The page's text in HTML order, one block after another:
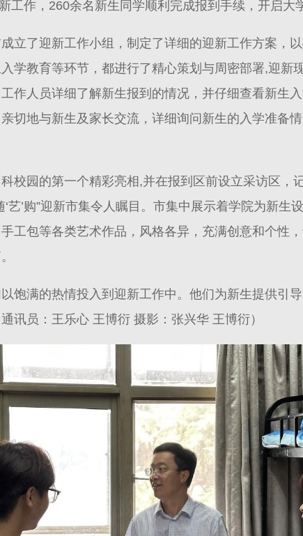
工作，260余名新生同学顺利完成报到手续，开启大
立了迎新工作小组，制定了详细的迎新工作方案，
学教育等环节，都进行了精心策划与周密部署,迎新
作人员详细了解新生报到的情况，并仔细查看新生
切地与新生及家长交流，详细询问新生的入学准备
校园的第一个精彩亮相,并在报到区前设立采访区，
艺’购”迎新市集令人瞩目。市集中展示着学院为新
工包等各类艺术作品，风格各异，充满创意和个性
饱满的热情投入到迎新工作中。他们为新生提供引
讯员：王乐心 王博衍 摄影：张兴华 王博衍）